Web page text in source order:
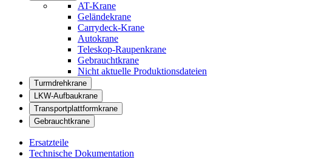
AT-Krane
Geländekrane
Carrydeck-Krane
Autokrane
Teleskop-Raupenkrane
Gebrauchtkrane
Nicht aktuelle Produktionsdateien
Turmdrehkrane
LKW-Aufbaukrane
Transportplattformkrane
Gebrauchtkrane
Ersatzteile
Technische Dokumentation